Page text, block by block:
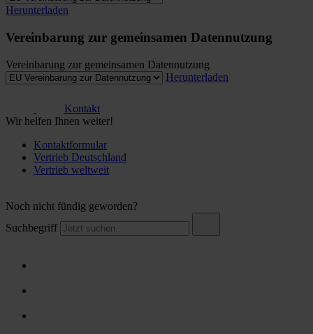
Herunterladen
Vereinbarung zur gemeinsamen Datennutzung
Vereinbarung zur gemeinsamen Datennutzung
Herunterladen
Kontakt
Wir helfen Ihnen weiter!
Kontaktformular
Vertrieb Deutschland
Vertrieb weltweit
Noch nicht fündig geworden?
Suchbegriff